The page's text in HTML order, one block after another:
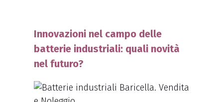
Innovazioni nel campo delle
batterie industriali: quali novità
nel futuro?